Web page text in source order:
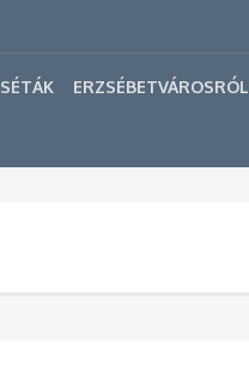
SÉTÁK ERZSÉBETVÁROSRÓL